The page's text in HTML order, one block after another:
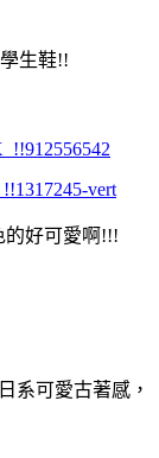
生鞋!!
的好可愛啊!!!
系可愛古著感，